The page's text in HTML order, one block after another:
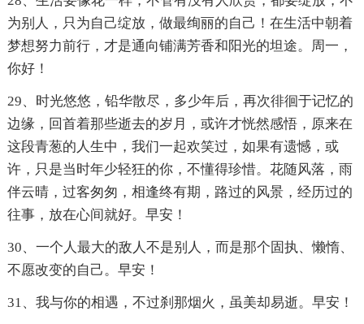
为别人，只为自己绽放，做最绚丽的自己！在生活中朝着
梦想努力前行，才是通向铺满芳香和阳光的坦途。周一，
你好！
29、时光悠悠，铅华散尽，多少年后，再次徘徊于记忆的
边缘，回首着那些逝去的岁月，或许才恍然感悟，原来在
这段青葱的人生中，我们一起欢笑过，如果有遗憾，或
许，只是当时年少轻狂的你，不懂得珍惜。花随风落，雨
伴云晴，过客匆匆，相逢终有期，路过的风景，经历过的
往事，放在心间就好。早安！
30、一个人最大的敌人不是别人，而是那个固执、懒惰、
不愿改变的自己。早安！
31、我与你的相遇，不过刹那烟火，虽美却易逝。早安！